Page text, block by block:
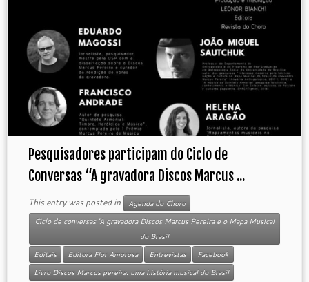
Pesquisadores participam do Ciclo de
Conversas “A gravadora Discos Marcus ...
This entry was posted in
Agenda do Choro
Ciclo de conversas 'A gravadora Discos Marcus Pereira e o Mapa Musical
do Brasil
Editais
Editora Flor Amorosa Entrevistas
Facebook
Livro Discos Marcus pereira: uma história musical do Brasil